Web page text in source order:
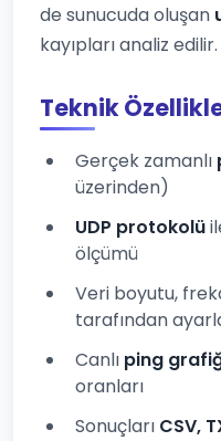
de sunucuda oluşan
kayıpları analiz edilir.
Teknik
Gerçek zamanlı
üzerinden)
UDP protokolü
ölçümü
Veri boyutu,
tarafından
Canlı ping
oranları
Sonuçları CSV,